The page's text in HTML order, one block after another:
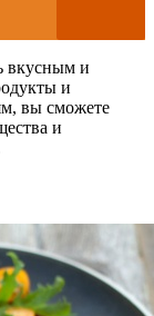
вкусным и
и
вы сможете
и